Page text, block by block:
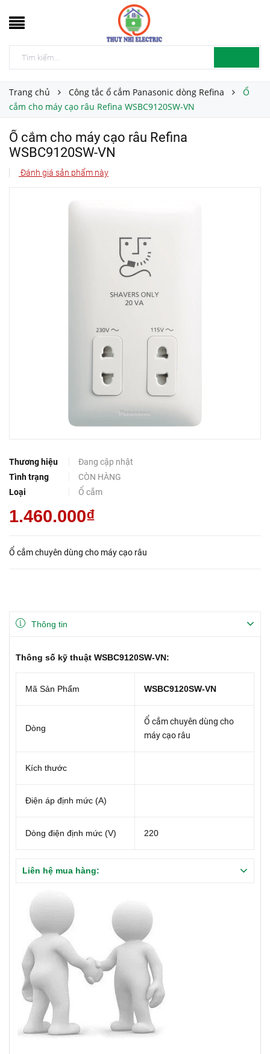
Trang chủ Công tắc ổ cắm Panasonic dòng Refina
Ổ
cắm cho máy cạo râu Refina WSBC9120SW-VN
Ổ cắm cho máy cạo râu Refina
WSBC9120SW-VN
Đánh giá sản phẩm này
Thương hiệu
Đang cập nhật
Tình trạng
CÒN HÀNG
Loại
Ổ cắm
1.460.000₫
Ổ cắm chuyên dùng cho máy cạo râu
Thông tin
Thông số kỹ thuật WSBC9120SW-VN:
Mã Sản Phẩm WSBC9120SW-VN
Dòng
Ổ cắm chuyên dùng cho
máy cạo râu
Kích thước
Điện áp định mức (A)
Dòng điện định mức (V) 220
Liên hệ mua hàng: